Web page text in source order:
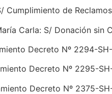
Cumplimiento de
Carla: S/ Donación sin
Decreto Nº 2294-
Decreto Nº 2295-
Decreto Nº 2375-